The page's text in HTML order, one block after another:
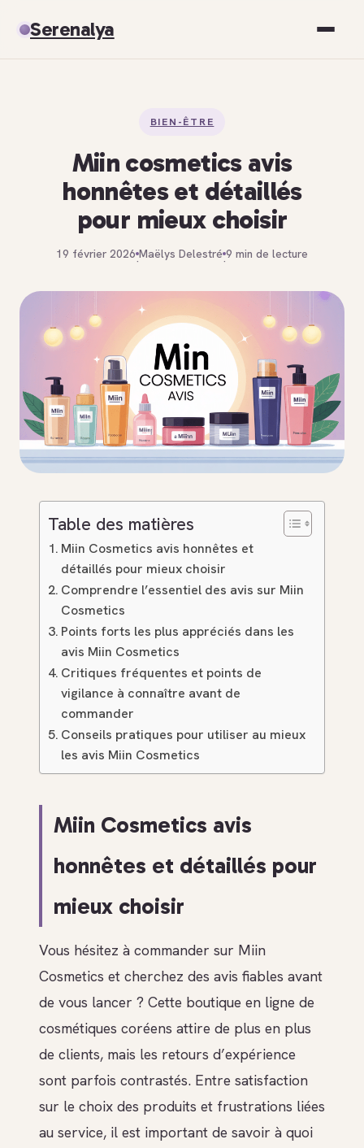
Serenalya
Spiritualité
Développement personnel
BIEN-ÊTRE
Miin cosmetics avis
honnêtes et détaillés
pour mieux choisir
19 février 2026
·
Maëlys Delestré
·
9 min de lecture
Table des matières
Miin Cosmetics avis honnêtes et
détaillés pour mieux choisir
Comprendre l’essentiel des avis sur Miin
Cosmetics
Points forts les plus appréciés dans les
avis Miin Cosmetics
Critiques fréquentes et points de
vigilance à connaître avant de
commander
Conseils pratiques pour utiliser au mieux
les avis Miin Cosmetics
Miin Cosmetics avis
honnêtes et détaillés pour
mieux choisir
Vous hésitez à commander sur Miin
Cosmetics et cherchez des avis fiables avant
de vous lancer ? Cette boutique en ligne de
cosmétiques coréens attire de plus en plus
de clients, mais les retours d’expérience
sont parfois contrastés. Entre satisfaction
sur le choix des produits et frustrations liées
au service, il est important de savoir à quoi